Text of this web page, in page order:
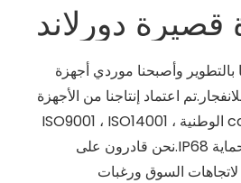
دورلاند
، قمنا بالتطوير وأصبحنا موردي أجهزة
اعتماد إنتاجنا من الأجهزة
المحمولة وفقًا لشهادة ccc الوطنية ، ISO9001 ، ISO14001
و ISO45001 وفي فئة الحماية IP68.نحن قادرون على
السوق ورغبات